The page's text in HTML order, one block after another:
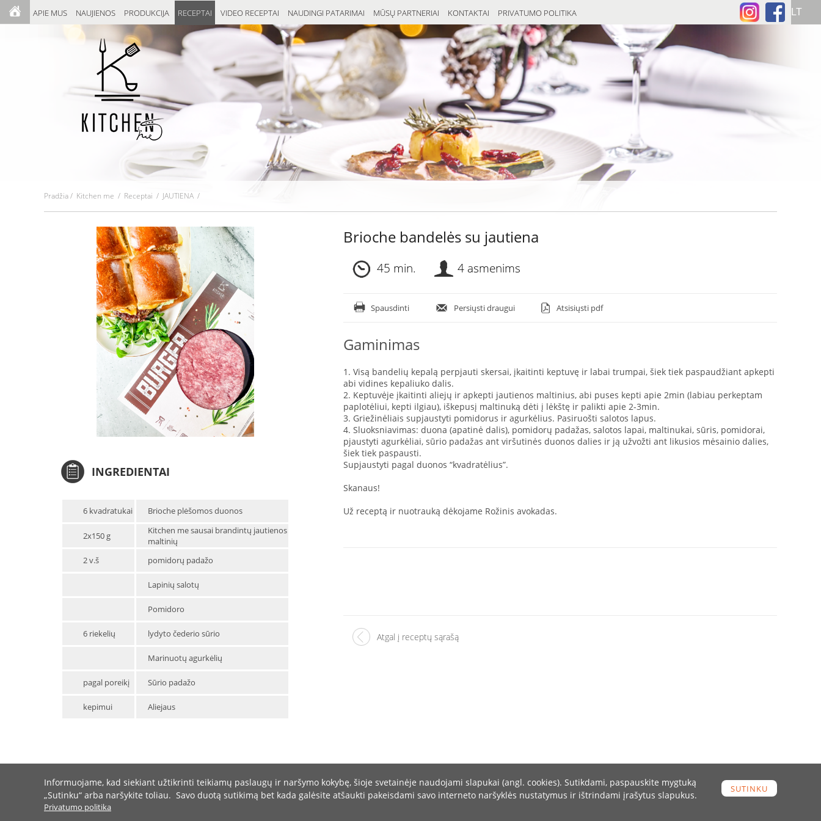
APIE MUS NAUJIENOS PRODUKCIJA RECEPTAI VIDEO RECEPTAI NAUDINGI PATARIMAI MŪSŲ PARTNERIAI KONTAKTAI PRIVATUMO POLITIKA
Pradžia/ Kitchen me / Receptai / JAUTIENA /
INGREDIENTAI
6 kvadratukai Brioche plėšomos duonos
2x150 g
Kitchen me sausai brandintų jautienos
maltinių
2 v.š
pomidorų padažo
Lapinių salotų
Pomidoro
6 riekelių lydyto čederio sūrio
Marinuotų agurkėlių
pagal poreikį Sūrio padažo
kepimui Aliejaus
Brioche bandelės su jautiena
45 min. 4 asmenims
Spausdinti Persiųsti draugui Atsisiųsti pdf
Gaminimas
1. Visą bandelių kepalą perpjauti skersai, įkaitinti keptuvę ir labai trumpai, šiek tiek paspaudžiant apkepti
abi vidines kepaliuko dalis.
2. Keptuvėje įkaitinti aliejų ir apkepti jautienos maltinius, abi puses kepti apie 2min (labiau perkeptam
paplotėliui, kepti ilgiau), iškepusį maltinuką dėti į lėkštę ir palikti apie 2-3min.
3. Griežinėliais supjaustyti pomidorus ir agurkėlius. Pasiruošti salotos lapus.
4. Sluoksniavimas: duona (apatinė dalis), pomidorų padažas, salotos lapai, maltinukai, sūris, pomidorai,
pjaustyti agurkėliai, sūrio padažas ant viršutinės duonos dalies ir ją užvožti ant likusios mėsainio dalies,
šiek tiek paspausti.
Supjaustyti pagal duonos “kvadratėlius”.
Skanaus!
Už receptą ir nuotrauką dėkojame Rožinis avokadas.
Atgal į receptų sąrašą
Turite klausimų?
SUTINKU
Informuojame, kad siekiant užtikrinti teikiamų paslaugų ir naršymo kokybę, šioje svetainėje naudojami slapukai (angl. cookies). Sutikdami, paspauskite mygtuką
„Sutinku“ arba naršykite toliau. Savo duotą sutikimą bet kada galėsite atšaukti pakeisdami savo interneto naršyklės nustatymus ir ištrindami įrašytus slapukus.
Privatumo politika